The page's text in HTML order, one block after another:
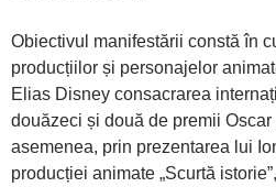
Obiectivul manifestării constă în
producțiilor și personajelor
Elias Disney consacrarea
douăzeci și două de premii
asemenea, prin prezentarea lui
producției animate „Scurtă